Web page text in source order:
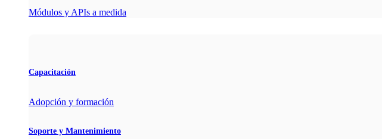
Módulos y APIs a medida
Capacitación
Adopción y formación
Soporte y Mantenimiento